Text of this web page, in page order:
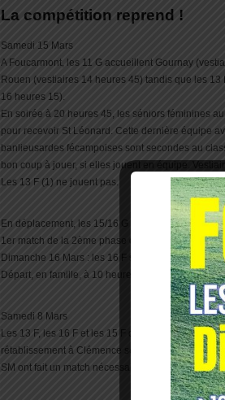
La compétition reprend !
Samedi 15 Mars
A Foucarmont, les 11 G accueillent Gournay
Rouen (vestiaires 14 heures 45) tandis que les
16 heures 15).
En soirée à 20 heures 45, les séniors féminines
pour recevoir St Léonard. Cette dernière équipe
banlieusardes fécampoises sont secondes au
bon coup à jouer, si elles jouent en équipe.
Les 13 F (1) ne jouent pas.
En déplacement, les 15/16 G vont à Dieppe
1er match de la 2ème phase de leur championnat
Dimanche 16 Mars : les 16 F seront à Gisors,
Départ, en famille, à 10 heures.
Samedi 8 Mars
Les 13 F, les 16 F et les 15 F d’Aumale ont fait
rétablissement à Clémence sérieusement
SM ont fait un match nécessaire à Neufchâtel.